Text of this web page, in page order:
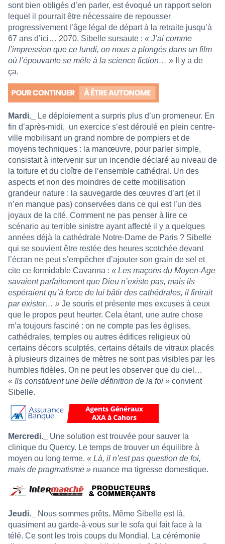
sont bien obligés d’en parler, est évoqué un rapport selon
lequel il pourrait être nécessaire de repousser
progressivement l’âge légal de départ à la retraite jusqu’à
67 ans d’ici… 2070. Sibelle sursaute : « J’ai comme
l’impression que ce lundi, on nous a plongés dans un film
où l’épouvante se mêle à la science fiction… » Il y a de
ça.
Mardi._
Le déploiement a surpris plus d’un promeneur. En
fin d’après-midi, un exercice s’est déroulé en plein centre-
ville mobilisant un grand nombre de pompiers et de
moyens techniques : la manœuvre, pour parler simple,
consistait à intervenir sur un incendie déclaré au niveau de
la toiture et du cloître de l’ensemble cathédral. Un des
aspects et non des moindres de cette mobilisation
grandeur nature : la sauvegarde des œuvres d’art (et il
n’en manque pas) conservées dans ce qui est l’un des
joyaux de la cité. Comment ne pas penser à lire ce
scénario au terrible sinistre ayant affecté il y a quelques
années déjà la cathédrale Notre-Dame de Paris ? Sibelle
qui se souvient être restée des heures scotchée devant
l’écran ne peut s’empêcher d’ajouter son grain de sel et
cite ce formidable Cavanna : « Les maçons du Moyen-Age
savaient parfaitement que Dieu n’existe pas, mais ils
espéraient qu’à force de lui bâtir des cathédrales, il finirait
par exister… » Je souris et présente mes excuses à ceux
que le propos peut heurter. Cela étant, une autre chose
m’a toujours fasciné : on ne compte pas les églises,
cathédrales, temples ou autres édifices religieux où
certains décors sculptés, certains détails de vitraux placés
à plusieurs dizaines de mètres ne sont pas visibles par les
humbles fidèles. On ne peut les observer que du ciel…
« Ils constituent une belle définition de la foi » convient
Sibelle.
Mercredi._
Une solution est trouvée pour sauver la
clinique du Quercy. Le temps de trouver un équilibre à
moyen ou long terme. « Là, il n’est pas question de foi,
mais de pragmatisme » nuance ma tigresse domestique.
Jeudi._
Nous sommes prêts. Même Sibelle est là,
quasiment au garde-à-vous sur le sofa qui fait face à la
télé. Ce sont les trois coups du Mondial. La cérémonie